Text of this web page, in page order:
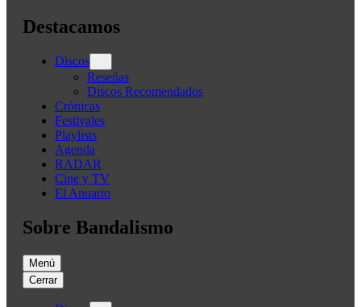
Destacamos
Discos
Reseñas
Discos Recomendados
Crónicas
Festivales
Playlists
Agenda
RADAR
Cine y TV
El Anuario
Sobre Bandalismo
Menú
Cerrar